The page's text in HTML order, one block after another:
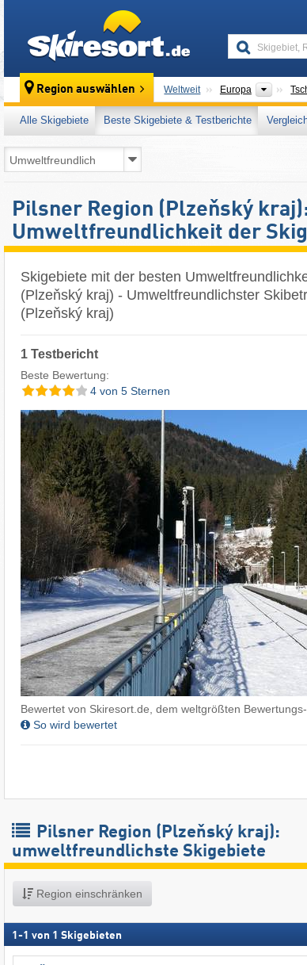
Region auswählen Weltweit Europa
Alle Skigebiete Beste Skigebiete & Testberichte
Pilsner Region (Plzeňský
Umweltfreundlichkeit der
Skigebiete mit der besten
(Plzeňský kraj) - Umweltfreundlichster
(Plzeňský kraj)
1 Testbericht
Beste Bewertung:
4 von 5 Sternen
Bewertet von Skiresort.de, dem weltgrößten
So wird bewertet
Pilsner Region (Plzeňský kraj):
umweltfreundlichste Skigebiete
Region einschränken
1 -1 von 1 Skigebieten